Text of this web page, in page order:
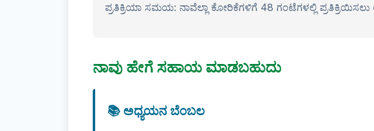
ಪ್ರತಿಕ್ರಿಯಾ ಸಮಯ: ನಾವೆಲ್ಲಾ ಕೋರಿಕೆಗಳಿಗೆ 48 ಗಂಟೆಗಳಲ್ಲಿ ಪ್ರತಿಕ್ರಿಯಿಸಲು
ನಾವು ಹೇಗೆ ಸಹಾಯ ಮಾಡಬಹುದು
📚 ಅಧ್ಯಯನ ಬೆಂಬಲ